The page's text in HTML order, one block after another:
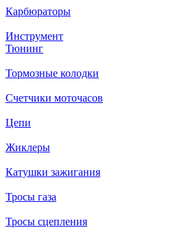
Карбюраторы
Инструмент
Тюнинг
Тормозные колодки
Счетчики моточасов
Цепи
Жиклеры
Катушки зажигания
Тросы газа
Тросы сцепления